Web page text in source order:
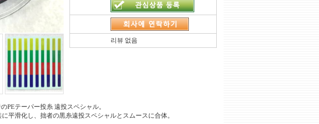
리뷰 없음
PEテーパー投糸 遠投スペシャル。
平滑化し、拙者の黒糸遠投スペシャルとスムースに合体。